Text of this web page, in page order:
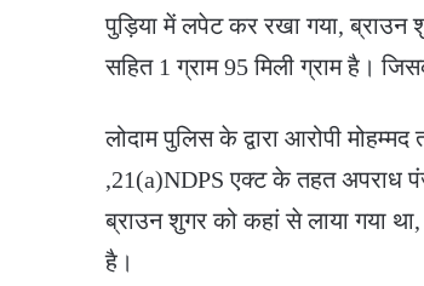
पुड़िया में लपेट कर रखा गया,
सहित 1 ग्राम 95 मिली ग्राम है।
लोदाम पुलिस के द्वारा आरोपी
,21(a)NDPS एक्ट के तहत अपराध
ब्राउन शुगर को कहां से लाया गया
है।